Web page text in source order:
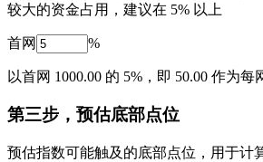
较大的资金占用，建议在 5% 以上
首网 %
以首网 1000.00 的 5%，即 50.00 作为每
第三步，预估底部点位
预估指数可能触及的底部点位，用于计